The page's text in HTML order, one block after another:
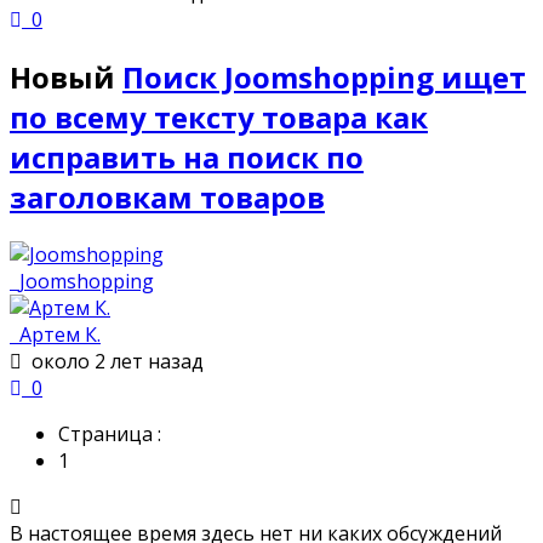
0
Новый Поиск Joomshopping ищет
по всему тексту товара как
исправить на поиск по
заголовкам товаров
Joomshopping
Артем К.
около 2 лет назад
0
Страница :
1
В настоящее время здесь нет ни каких обсуждений